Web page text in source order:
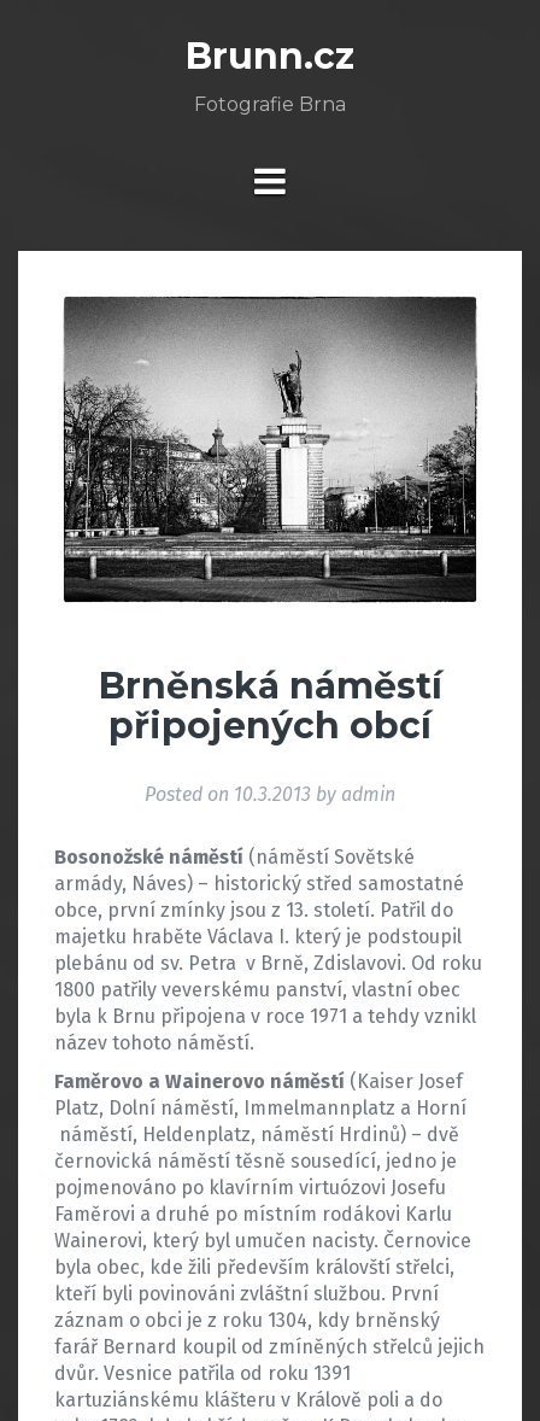
Brunn.cz
Fotografie Brna
Brněnská náměstí
připojených obcí
Posted on 10.3.2013 by admin
Bosonožské náměstí (náměstí Sovětské
armády, Náves) – historický střed samostatné
obce, první zmínky jsou z 13. století. Patřil do
majetku hraběte Václava I. který je podstoupil
plebánu od sv. Petra v Brně, Zdislavovi. Od roku
1800 patřily veverskému panství, vlastní obec
byla k Brnu připojena v roce 1971 a tehdy vznikl
název tohoto náměstí.
Faměrovo a Wainerovo náměstí (Kaiser Josef
Platz, Dolní náměstí, Immelmannplatz a Horní
náměstí, Heldenplatz, náměstí Hrdinů) – dvě
černovická náměstí těsně sousedící, jedno je
pojmenováno po klavírním virtuózovi Josefu
Faměrovi a druhé po místním rodákovi Karlu
Wainerovi, který byl umučen nacisty. Černovice
byla obec, kde žili především královští střelci,
kteří byli povinováni zvláštní službou. První
záznam o obci je z roku 1304, kdy brněnský
farář Bernard koupil od zmíněných střelců jejich
dvůr. Vesnice patřila od roku 1391
kartuziánskému klášteru v Králově poli a do